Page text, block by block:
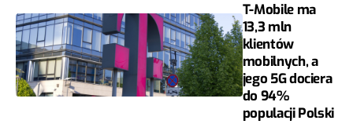
T-Mobile ma
13,3 mln
klientów
mobilnych, a
jego 5G dociera
do 94%
populacji Polski